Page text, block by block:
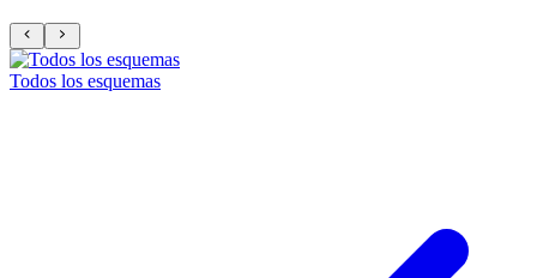
Todos los esquemas